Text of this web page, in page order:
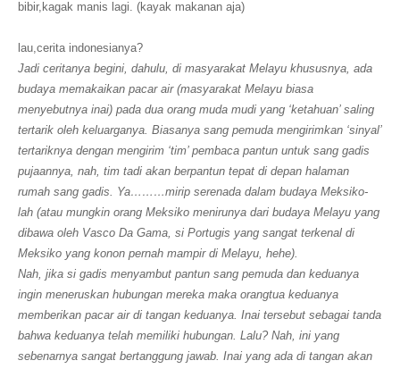
bibir,kagak manis lagi. (kayak makanan aja)
lau,cerita indonesianya?
Jadi ceritanya begini, dahulu, di masyarakat Melayu khususnya, ada
budaya memakaikan pacar air (masyarakat Melayu biasa
menyebutnya inai) pada dua orang muda mudi yang ‘ketahuan’ saling
tertarik oleh keluarganya. Biasanya sang pemuda mengirimkan ‘sinyal’
tertariknya dengan mengirim ‘tim’ pembaca pantun untuk sang gadis
pujaannya, nah, tim tadi akan berpantun tepat di depan halaman
rumah sang gadis. Ya………mirip serenada dalam budaya Meksiko-
lah (atau mungkin orang Meksiko menirunya dari budaya Melayu yang
dibawa oleh Vasco Da Gama, si Portugis yang sangat terkenal di
Meksiko yang konon pernah mampir di Melayu, hehe).
Nah, jika si gadis menyambut pantun sang pemuda dan keduanya
ingin meneruskan hubungan mereka maka orangtua keduanya
memberikan pacar air di tangan keduanya. Inai tersebut sebagai tanda
bahwa keduanya telah memiliki hubungan. Lalu? Nah, ini yang
sebenarnya sangat bertanggung jawab. Inai yang ada di tangan akan